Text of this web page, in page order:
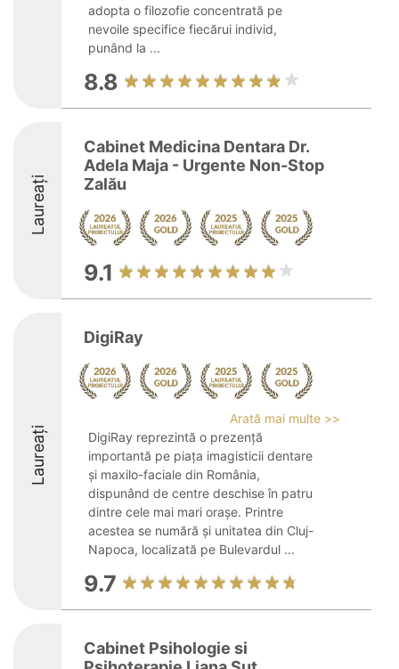
adopta o filozofie concentrată pe
nevoile specifice fiecărui individ,
punând la ...
8.8
Laureați
Cabinet Medicina Dentara Dr.
Adela Maja - Urgente Non-Stop
Zalău
9.1
Laureați
DigiRay
Arată mai multe >>
DigiRay reprezintă o prezență
importantă pe piața imagisticii dentare
și maxilo-faciale din România,
dispunând de centre deschise în patru
dintre cele mai mari orașe. Printre
acestea se numără și unitatea din Cluj-
Napoca, localizată pe Bulevardul ...
9.7
Cabinet Psihologie si